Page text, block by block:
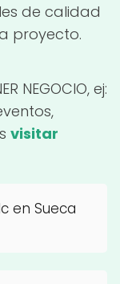
de calidad
proyecto.
NEGOCIO, ej:
visitar
en Sueca